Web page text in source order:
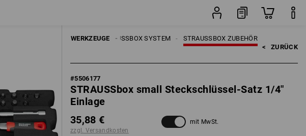
WERKZEUGE STRAUSSBOX ZUBEHÖR
STRAUSSBOX SYSTEM
HANDWERKZEUGE
< ZURÜCK
#5506177
STRAUSSbox small Steckschlüssel-Satz 1/4"
Einlage
35,88 €
zzgl. Versandkosten
mit MwSt.